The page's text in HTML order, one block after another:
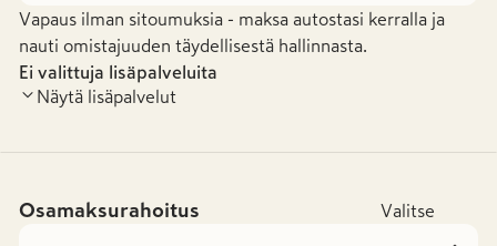
Vapaus ilman sitoumuksia - maksa autostasi kerralla ja
nauti omistajuuden täydellisestä hallinnasta.
Ei valittuja lisäpalveluita
Näytä lisäpalvelut
Osamaksurahoitus Valitse